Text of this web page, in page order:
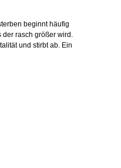
beginnt häufig
der rasch größer wird.
und stirbt ab. Ein